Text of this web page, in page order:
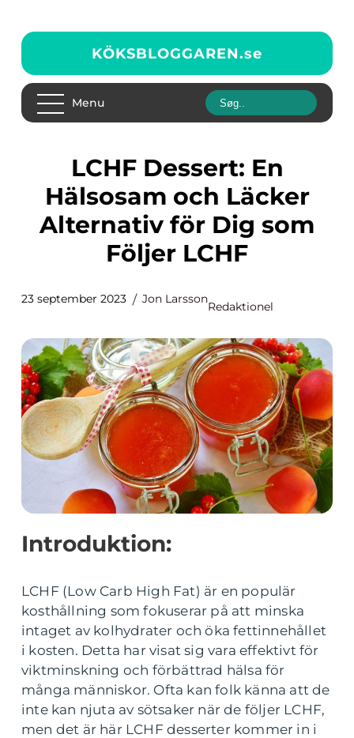
KÖKSBLOGGAREN.se
Menu
LCHF Dessert: En
Hälsosam och Läcker
Alternativ för Dig som
Följer LCHF
23 september 2023 Jon Larsson
Redaktionel
Introduktion:
LCHF (Low Carb High Fat) är en populär
kosthållning som fokuserar på att minska
intaget av kolhydrater och öka fettinnehållet
i kosten. Detta har visat sig vara effektivt för
viktminskning och förbättrad hälsa för
många människor. Ofta kan folk känna att de
inte kan njuta av sötsaker när de följer LCHF,
men det är här LCHF desserter kommer in i